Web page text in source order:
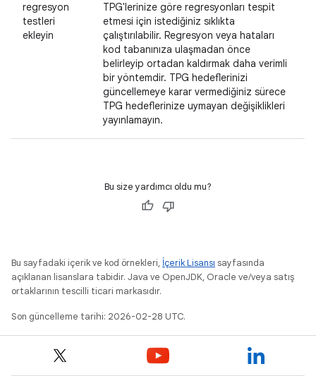
regresyon
testleri
ekleyin
TPG'lerinize göre regresyonları tespit
etmesi için istediğiniz sıklıkta
çalıştırılabilir. Regresyon veya hataları
kod tabanınıza ulaşmadan önce
belirleyip ortadan kaldırmak daha verimli
bir yöntemdir. TPG hedeflerinizi
güncellemeye karar vermediğiniz sürece
TPG hedeflerinize uymayan değişiklikleri
yayınlamayın.
Bu size yardımcı oldu mu?
Bu sayfadaki içerik ve kod örnekleri, İçerik Lisansı sayfasında
açıklanan lisanslara tabidir. Java ve OpenJDK, Oracle ve/veya satış
ortaklarının tescilli ticari markasıdır.
Son güncelleme tarihi: 2026-02-28 UTC.